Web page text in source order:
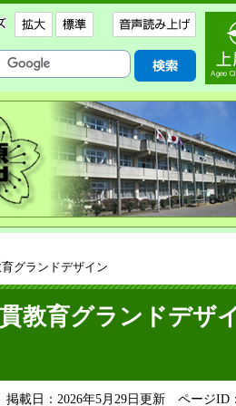
グランドデザイン
教育グランドデザ
掲載日：2026年5月29日更新 ページID